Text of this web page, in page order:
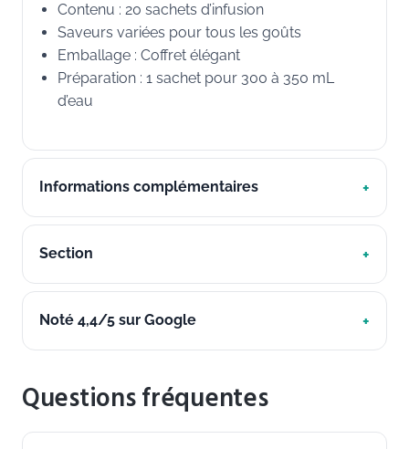
Contenu : 20 sachets d’infusion
Saveurs variées pour tous les goûts
Emballage : Coffret élégant
Préparation : 1 sachet pour 300 à 350 mL
d’eau
Informations complémentaires
Section
Noté 4,4/5 sur Google
Questions fréquentes